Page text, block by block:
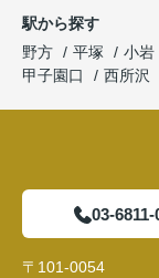
駅から探す
野方
平塚 小岩
甲子園口
西所沢
03-6811-
〒101-0054